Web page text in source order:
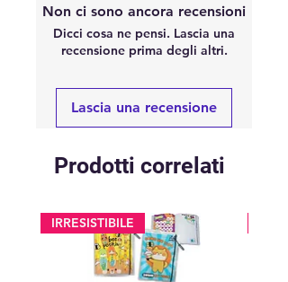
Non ci sono ancora recensioni
Dicci cosa ne pensi. Lascia una
recensione prima degli altri.
Lascia una recensione
Prodotti correlati
IRRESISTIBILE